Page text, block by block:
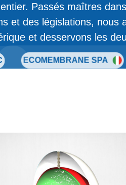
Passés maîtres
et des législations, nous
et desservons les
ECOMEMBRANE SPA
Ecomembrane Spa
Via Pari Opportunita, 7 -
Gadesco Pieve Delmona,